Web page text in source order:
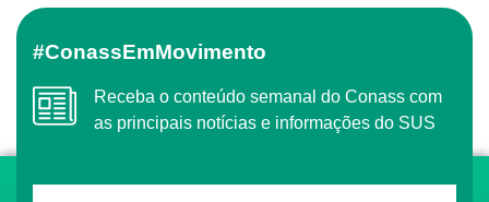
#ConassEmMovimento
Receba o conteúdo semanal do Conass com
as principais notícias e informações do SUS